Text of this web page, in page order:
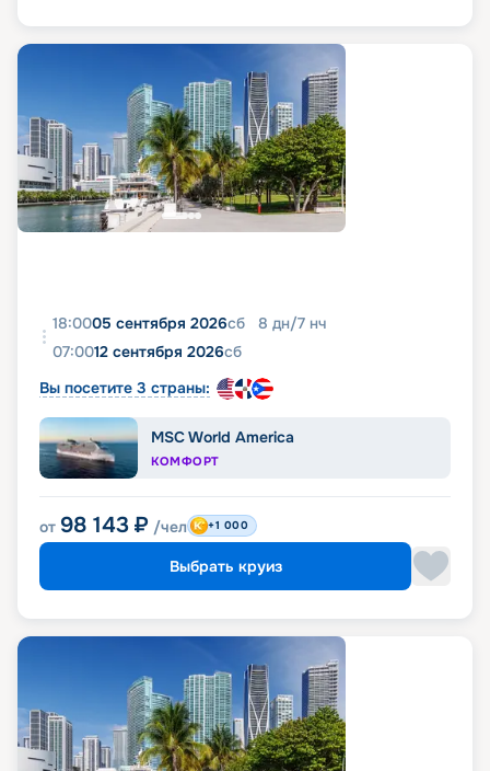
18:0005 сентября 2026сб 8 дн/7 нч
07:0012 сентября 2026сб
Вы посетите 3 страны:
MSC World America
КОМФОРТ
от 98 143 ₽ /чел +1 000
Выбрать круиз